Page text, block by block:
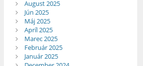
August 2025
Jún 2025
Máj 2025
Apríl 2025
Marec 2025
Február 2025
Január 2025